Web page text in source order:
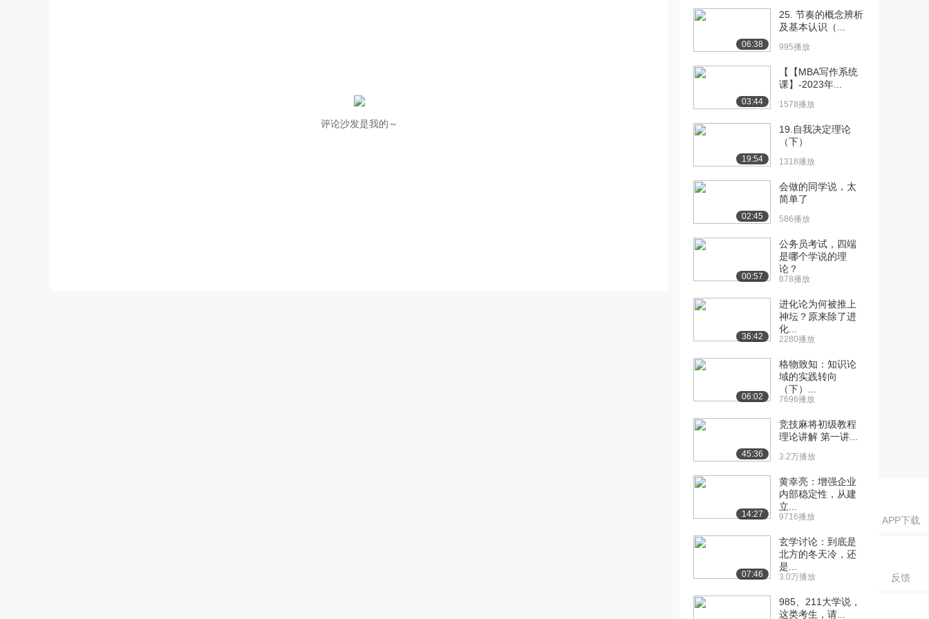
APP下载
反馈
评论沙发是我的～
[12] 心理治疗概述（上） 10:25
[13] 心理治疗概述（中）
8177播放
[14] 心理治疗概述（下）
[15] 常用的心理治疗
12:50
[16] 常用的心理治疗
12:54
06:38
25. 节奏的概念辨析
及基本认识（...
995播放
03:44
【【MBA写作系统
课】-2023年...
1578播放
19:54
19.自我决定理论
（下）
1318播放
02:45
会做的同学说，太
简单了
586播放
00:57
公务员考试，四端
是哪个学说的理
论？
878播放
36:42
进化论为何被推上
神坛？原来除了进
化...
2280播放
06:02
格物致知：知识论
域的实践转向
（下）...
7696播放
45:36
竞技麻将初级教程
理论讲解 第一讲...
3.2万播放
14:27
黄幸亮：增强企业
内部稳定性，从建
立...
9716播放
07:46
玄学讨论：到底是
北方的冬天冷，还
是...
3.0万播放
985、211大学说，
这类考生，请...